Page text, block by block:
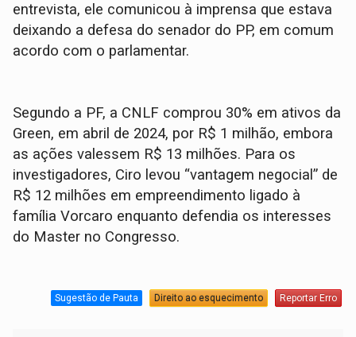
entrevista, ele comunicou à imprensa que estava
deixando a defesa do senador do PP, em comum
acordo com o parlamentar.
Segundo a PF, a CNLF comprou 30% em ativos da
Green, em abril de 2024, por R$ 1 milhão, embora
as ações valessem R$ 13 milhões. Para os
investigadores, Ciro levou “vantagem negocial” de
R$ 12 milhões em empreendimento ligado à
família Vorcaro enquanto defendia os interesses
do Master no Congresso.
Sugestão de Pauta Direito ao esquecimento Reportar Erro